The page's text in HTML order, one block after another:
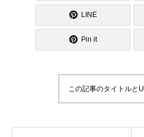
LINE
Pin it
この記事のタイトルと